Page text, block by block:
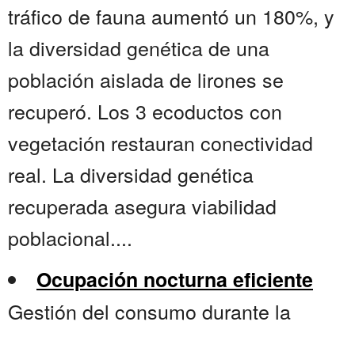
tráfico de fauna aumentó un 180%, y
la diversidad genética de una
población aislada de lirones se
recuperó. Los 3 ecoductos con
vegetación restauran conectividad
real. La diversidad genética
recuperada asegura viabilidad
poblacional....
Ocupación nocturna eficiente
Gestión del consumo durante la